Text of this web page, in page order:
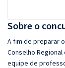
Sobre o
A fim de preparar
Conselho Regional
equipe de